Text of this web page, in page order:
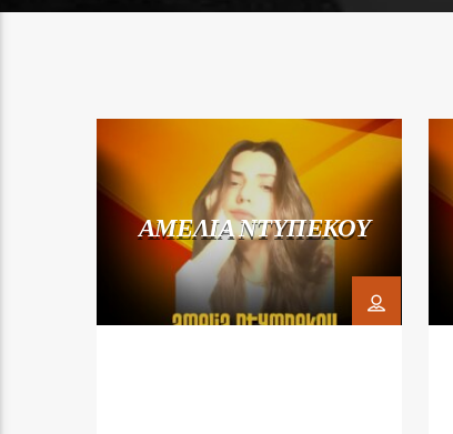
ΑΜΕΛΙΑ ΝΤΥΠΕΚΟΥ